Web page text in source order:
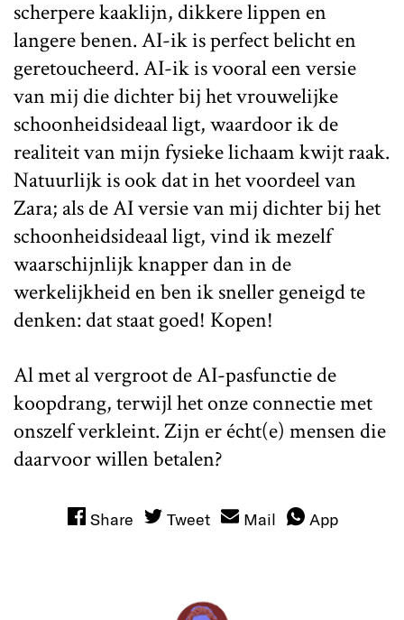
scherpere kaaklijn, dikkere lippen en
langere benen. AI-ik is perfect belicht en
geretoucheerd. AI-ik is vooral een versie
van mij die dichter bij het vrouwelijke
schoonheidsideaal ligt, waardoor ik de
realiteit van mijn fysieke lichaam kwijt raak.
Natuurlijk is ook dat in het voordeel van
Zara; als de AI versie van mij dichter bij het
schoonheidsideaal ligt, vind ik mezelf
waarschijnlijk knapper dan in de
werkelijkheid en ben ik sneller geneigd te
denken: dat staat goed! Kopen!
Al met al vergroot de AI-pasfunctie de
koopdrang, terwijl het onze connectie met
onszelf verkleint. Zijn er écht(e) mensen die
daarvoor willen betalen?
Share Tweet Mail App